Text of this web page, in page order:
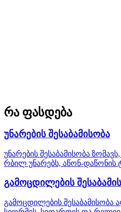
რა ფასდება
უნარების შესაბამისობა
უნარების შესაბამისობა
რბილ უნარებს, აწონ-დაწონის
გამოცდილების
გამოცდილების შესაბამისობა